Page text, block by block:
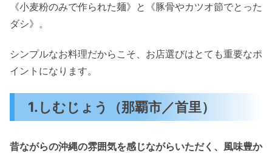
《小麦粉のみで作られた麺》と《豚骨やカツオ節でとった
ダシ》。
シンプルなお料理だからこそ、お店選びはとても重要なポ
イントになります。
1.しむじょう（那覇市／首里）
昔ながらの沖縄の雰囲気を感じながらいただく、風味豊か